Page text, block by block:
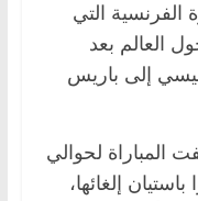
الفرنسية التي
العالم بعد
ميسي إلى باريس
المباراة لحوالي
إلغائها،